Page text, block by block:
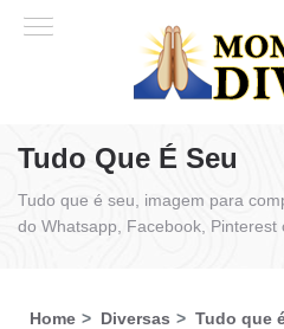
Tudo Que É Seu
Tudo que é seu, imagem para
do Whatsapp, Facebook, Pinterest
Home Diversas Tudo que